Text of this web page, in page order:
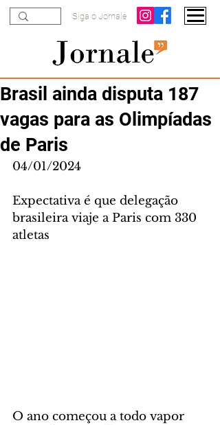
Siga o Jornale
Brasil ainda disputa 187
vagas para as Olimpíadas
de Paris
04/01/2024
Expectativa é que delegação
brasileira viaje a Paris com 330
atletas
O ano começou a todo vapor